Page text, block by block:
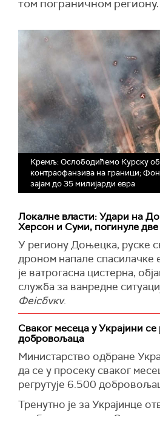
том пограничном региону.
Кремљ: Ослободићемо Курску
контраoфанзива на граници;
зајам до 35 милијарди евра
Локалне власти: Удари на
Херсон и Суми, погинуле
У региону Доњецка, руске
дроном напале спасилачке
је ватрогасна цистерна,
служба за ванредне
Фејсбуку.
Kако је наводи у
повређених, али је
возило.
Kако преносиУкринформ,
протекла 24 сата извршила
објеката.
Сваког месеца у Украјини се
добровољаца
Министарство одбране
да се у просеку сваког
регрутује 6.500
Тренутно је за Украјинце
слободних места у